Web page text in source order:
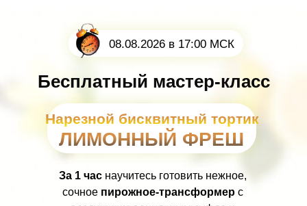
Бесплатный мастер-класс
ЛИМОННЫЙ ФРЕШ
За 1 час научитесь готовить нежное,
сочное пирожное-трансформер с
08.08.2026 в 17:00 МСК
Нарезной бисквитный тортик